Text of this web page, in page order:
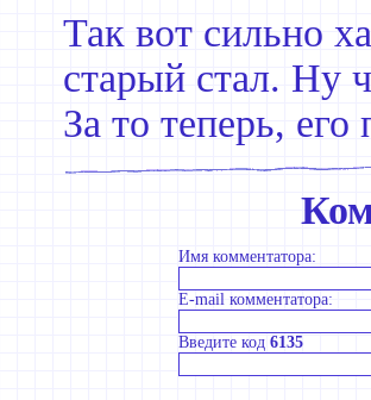
Так вот сильно
старый стал. Ну
За то теперь,
Имя комментатора:
E-mail комментатора:
Введите код 6135